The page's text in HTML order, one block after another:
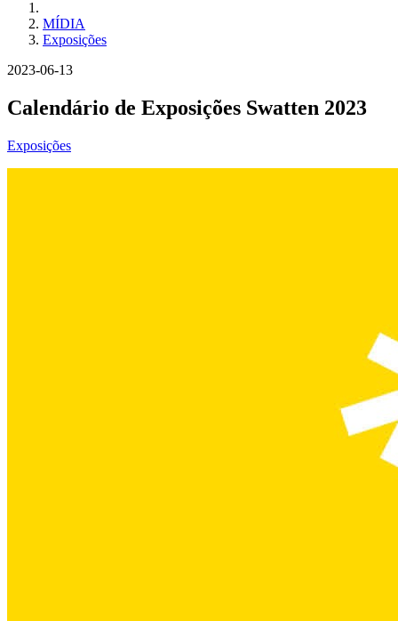
MÍDIA
Exposições
2023-06-13
Calendário de Exposições Swatten 2023
Exposições